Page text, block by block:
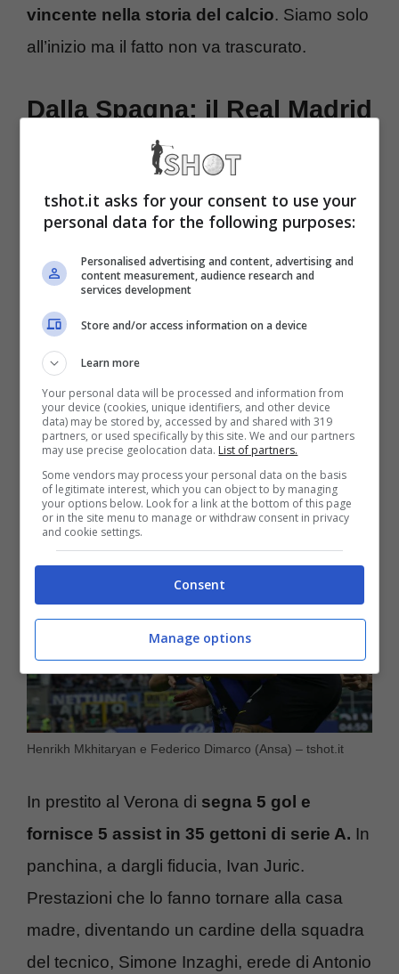
vincente nella storia del calcio. Siamo solo
all’inizio ma il fatto non va trascurato.
Dalla Spagna: il Real Madrid
su Dimarco
Federico Dimarco è un calciatore ancora
relativamente giovane,
festeggerà 26 anni il
prossimo 10 novembre, soprattutto ha una
caratteristica che lo identifica da anni. Da
quando è entrato nel calcio dei grandi,
l’esterno milanese non ha mai smesso di
crescere. Vivaio del prodotto interista, si fa
notare per il suo mancino chirurgico e per la
sua corsa nella stagione 2020-2021.
Henrikh Mkhitaryan e Federico Dimarco (Ansa) – tshot.it
In prestito al Verona di segna 5 gol e
fornisce 5 assist in 35 gettoni di serie A. In
panchina, a dargli fiducia, Ivan Juric.
Prestazioni che lo fanno tornare alla casa
madre, diventando un cardine della squadra
del tecnico, Simone Inzaghi, erede di Antonio
tshot.it asks for your consent to use your
personal data for the following purposes:
Personalised advertising and content, advertising and
content measurement, audience research and
services development
Store and/or access information on a device
Learn more
Your personal data will be processed and information from
your device (cookies, unique identifiers, and other device
data) may be stored by, accessed by and shared with 319
partners, or used specifically by this site. We and our partners
may use precise geolocation data. List of partners.
Some vendors may process your personal data on the basis
of legitimate interest, which you can object to by managing
your options below. Look for a link at the bottom of this page
or in the site menu to manage or withdraw consent in privacy
and cookie settings.
Consent
Manage options